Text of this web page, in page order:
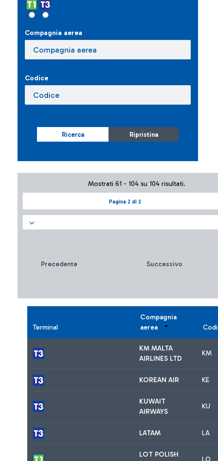
Compagnia aerea
Codice
Ricerca Ripristina
Pagina 2 di 2
Mostrati 61 - 104 su 104 risultati.
Precedente Successivo
Terminal
Compagnia
aerea
KM MALTA
AIRLINES LTD
KM
KOREAN AIR KE
KUWAIT
AIRWAYS
KU
LATAM LA
LOT POLISH
LO